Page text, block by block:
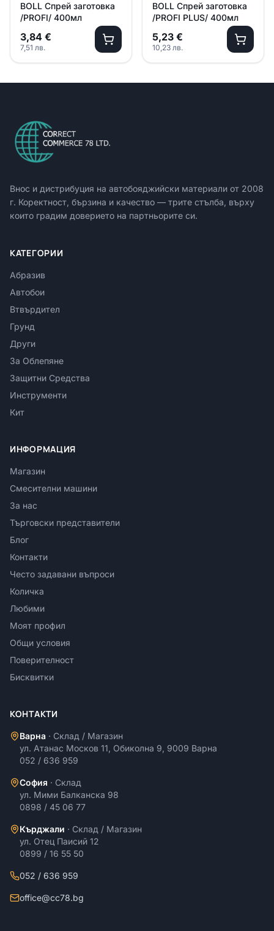
BOLL Спрей заготовка
/PROFI/ 400мл
3,84 €
7,51 лв.
BOLL Спрей заготовка
/PROFI PLUS/ 400мл
5,23 €
10,23 лв.
Внос и дистрибуция на автобояджийски материали от 2008
г. Коректност, бързина и качество — трите стълба, върху
които градим доверието на партньорите си.
КАТЕГОРИИ
Абразив
Автобои
Втвърдител
Грунд
Други
За Облепяне
Защитни Средства
Инструменти
Кит
ИНФОРМАЦИЯ
Магазин
Смесителни машини
За нас
Търговски представители
Блог
Контакти
Често задавани въпроси
Количка
Любими
Моят профил
Общи условия
Поверителност
Бисквитки
КОНТАКТИ
Варна · Склад / Магазин
ул. Атанас Москов 11, Обиколна 9, 9009 Варна
052 / 636 959
София · Склад
ул. Мими Балканска 98
0898 / 45 06 77
Кърджали · Склад / Магазин
ул. Отец Паисий 12
0899 / 16 55 50
052 / 636 959
office@cc78.bg